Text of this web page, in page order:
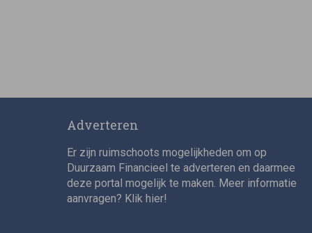
Adverteren
Er zijn ruimschoots mogelijkheden om op
Duurzaam Financieel te adverteren en daarmee
deze portal mogelijk te maken. Meer informatie
aanvragen? Klik hier!